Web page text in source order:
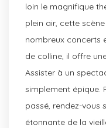
loin le magnifique
plein air, cette
nombreux concerts
de colline, il offre
Assister à un
simplement épique.
passé, rendez-vous
étonnante de la